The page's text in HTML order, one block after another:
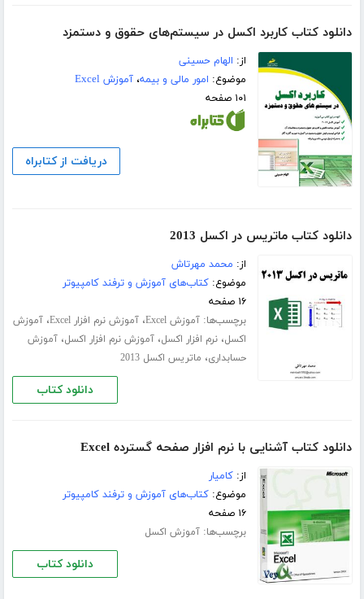
دانلود کتاب کاربرد اکسل در سیستم‌های حقوق و دستمزد
از: الهام حسینی
موضوع: امور مالی و بیمه،آموزش Excel
۱۰۱ صفحه
دریافت از کتابراه
دانلود کتاب ماتریس در اکسل 2013
از: محمد مهرتاش
موضوع:کتاب‌های آموزش و ترفند کامپیوتر
۱۶ صفحه
برچسب‌ها:آموزش Excel ،آموزش نرم افزار Excel ،آموزش
اکسل،نرم افزار اکسل،آموزش نرم افزار اکسل،آموزش
حسابداری، ماتریس اکسل 2013
دانلود کتاب
دانلود کتاب آشنایی با نرم افزار صفحه گسترده Excel
از:کامیار
موضوع:کتاب‌های آموزش و ترفند کامپیوتر
۱۶ صفحه
برچسب‌ها:آموزش اکسل
دانلود کتاب